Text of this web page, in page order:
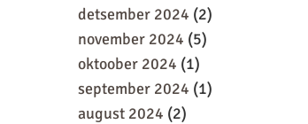
detsember 2024 (2)
november 2024 (5)
oktoober 2024 (1)
september 2024 (1)
august 2024 (2)